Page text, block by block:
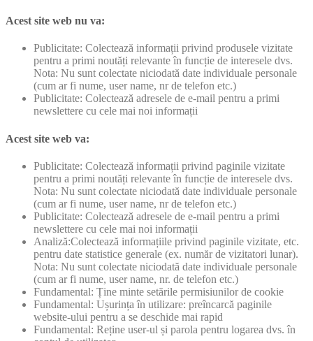
Acest site web nu va:
Publicitate: Colectează informații privind produsele vizitate
pentru a primi noutăți relevante în funcție de interesele dvs.
Nota: Nu sunt colectate niciodată date individuale personale
(cum ar fi nume, user name, nr de telefon etc.)
Publicitate: Colectează adresele de e-mail pentru a primi
newslettere cu cele mai noi informații
Acest site web va:
Publicitate: Colectează informații privind paginile vizitate
pentru a primi noutăți relevante în funcție de interesele dvs.
Nota: Nu sunt colectate niciodată date individuale personale
(cum ar fi nume, user name, nr de telefon etc.)
Publicitate: Colectează adresele de e-mail pentru a primi
newslettere cu cele mai noi informații
Analiză:Colectează informațiile privind paginile vizitate, etc.
pentru date statistice generale (ex. număr de vizitatori lunar).
Nota: Nu sunt colectate niciodată date individuale personale
(cum ar fi nume, user name, nr. de telefon etc.)
Fundamental: Ține minte setările permisiunilor de cookie
Fundamental: Ușurința în utilizare: preîncarcă paginile
website-ului pentru a se deschide mai rapid
Fundamental: Reține user-ul și parola pentru logarea dvs. în